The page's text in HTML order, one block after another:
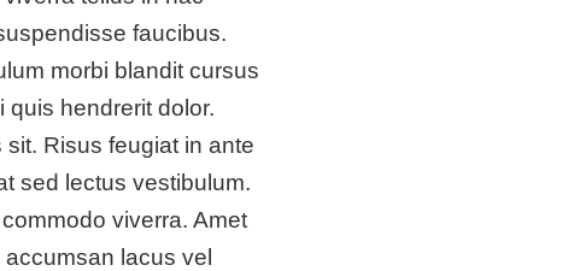
faucibus.
morbi blandit cursus
quis hendrerit dolor.
Risus feugiat in ante
sed lectus vestibulum.
viverra. Amet
lacus vel